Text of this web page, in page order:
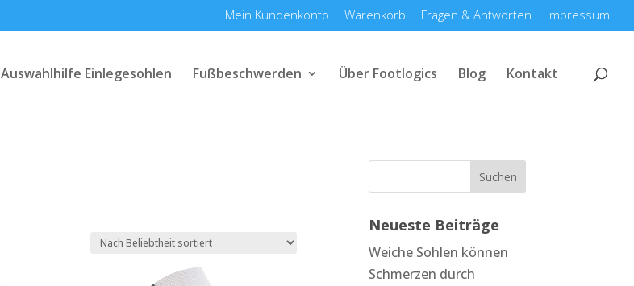
Mein Kundenkonto Warenkorb Fragen & Antworten Impressum
Auswahlhilfe Einlegesohlen Fußbeschwerden Über Footlogics Blog Kontakt
Neueste Beiträge
Weiche Sohlen können
Schmerzen durch